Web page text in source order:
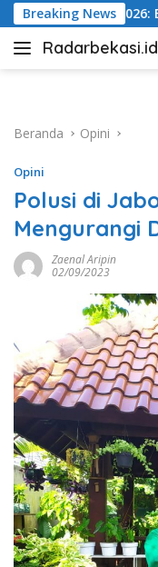
Langsung
ke
konten
Breaking News
Kolaborasi Himbara
Radarbekasi.id
Berita
Beranda
Opini
Opini
Polusi di
Mengurangi
Zaenal Aripin
02/09/2023